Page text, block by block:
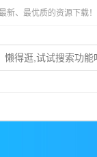
新、最优质的资源下载！